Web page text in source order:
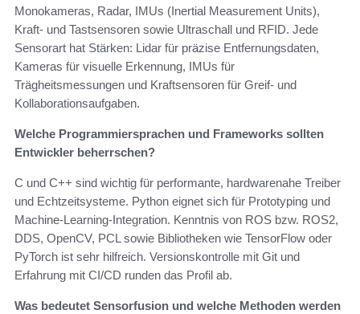
Monokameras, Radar, IMUs (Inertial Measurement Units),
Kraft- und Tastsensoren sowie Ultraschall und RFID. Jede
Sensorart hat Stärken: Lidar für präzise Entfernungsdaten,
Kameras für visuelle Erkennung, IMUs für
Trägheitsmessungen und Kraftsensoren für Greif- und
Kollaborationsaufgaben.
Welche Programmiersprachen und Frameworks sollten
Entwickler beherrschen?
C und C++ sind wichtig für performante, hardwarenahe Treiber
und Echtzeitsysteme. Python eignet sich für Prototyping und
Machine-Learning-Integration. Kenntnis von ROS bzw. ROS2,
DDS, OpenCV, PCL sowie Bibliotheken wie TensorFlow oder
PyTorch ist sehr hilfreich. Versionskontrolle mit Git und
Erfahrung mit CI/CD runden das Profil ab.
Was bedeutet Sensorfusion und welche Methoden werden